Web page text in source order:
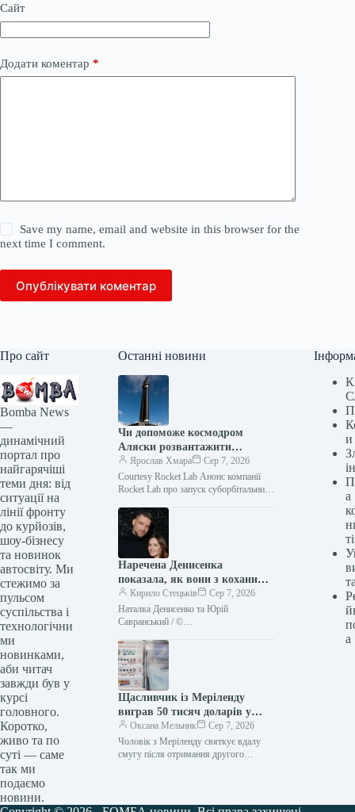
Сайт
Додати коментар *
Save my name, email and website in this browser for the
next time I comment.
Опублікувати коментар
Про сайт
Bomba News
—
динамічний
портал про
найгарячіші
теми дня: від
ситуації на
лінії фронту
до курйозів,
шоу-бізнесу
та новинок
автосвіту. Ми
стежимо за
пульсом
суспільства і
технологічни
ми
новинками,
аби читач
завжди був у
курсі
головного.
Коротко,
живо та по
суті — саме
так ми
подаємо
новини.
Останні новини
Чи допоможе космодром
Аляски розвантажити
запусків Пентагону?
Ярослав Хмара
Сер 7, 2026
Courtesy Rocket Lab Анонс компанії
Rocket Lab про запуск суборбітальних
вкрай необхідною опцією для…
Наречена Денисенка
показала, як вони з коханим
оформлюють стосунки
Кирило Стецьків
Сер 7, 2026
Наталка Денисенко та Юрій
Савранський / ©
Українська акторка Наталка Денисенко
заінтригувала шанувальників
новинами про майбутнє весілля з
обраним,…
Щасливчик із Меріленду
виграв 50 тисяч доларів у
лотерею вдруге за рік
Оксана Мельник
Сер 7, 2026
Чоловік з Меріленду святкує вдалу
смугу після отримання другого
и
а
ті
а